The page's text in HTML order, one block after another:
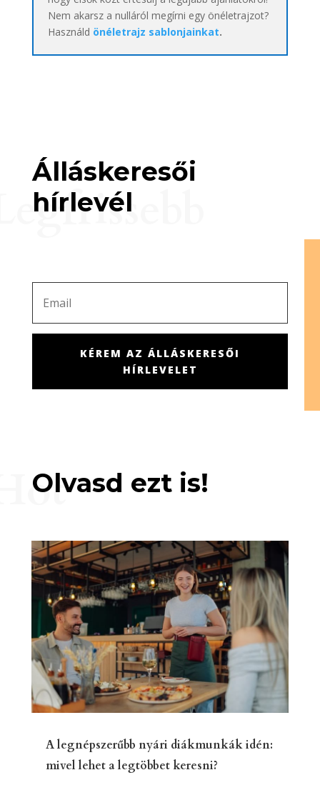
Nem akarsz a nulláról megírni egy önéletrajzot?
Használd önéletrajz sablonjainkat.
Álláskeresői
hírlevél
KÉREM AZ ÁLLÁSKERESŐI
HÍRLEVELET
Olvasd ezt is!
A legnépszerűbb nyári diákmunkák idén:
mivel lehet a legtöbbet keresni?